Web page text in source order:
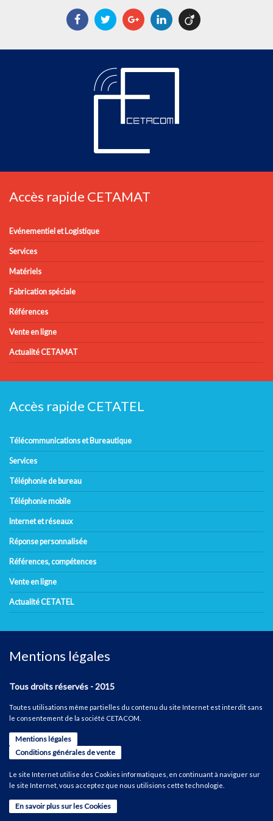
FacebookTwitter Google+LinkedIn
Accès rapide CETAMAT
Evénementiel et Logistique
Services
Matériels
Fabrication spéciale
Références
Vente en ligne
Actualité CETAMAT
Accès rapide CETATEL
Télécommunications et Bureautique
Services
Téléphonie de bureau
Téléphonie mobile
Internet et réseaux
Réponse personnalisée
Références, compétences
Vente en ligne
Actualité CETATEL
Mentions légales
Tous droits réservés - 2015
Toutes utilisations même partielles du contenu du site Internet est interdit sans
le consentement de la société CETACOM.
Mentions légales
Conditions générales de vente
Le site Internet utilise des Cookies informatiques, en continuant à naviguer sur
le site Internet, vous acceptez que nous utilisions cette technologie.
En savoir plus sur les Cookies